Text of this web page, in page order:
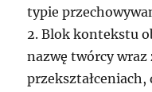
typie
2. Blok kontekstu
nazwę twórcy